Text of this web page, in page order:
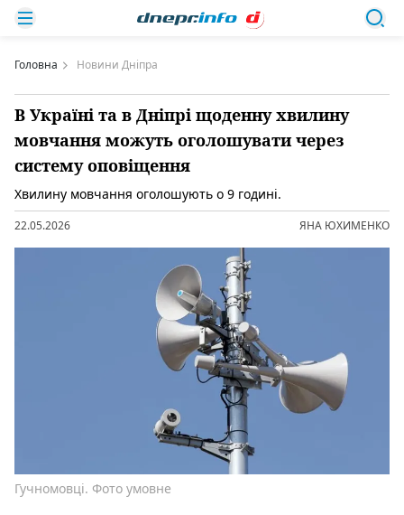
Головна Новини Дніпра
В Україні та в Дніпрі щоденну хвилину
мовчання можуть оголошувати через
систему оповіщення
Хвилину мовчання оголошують о 9 годині.
22.05.2026 ЯНА ЮХИМЕНКО
Гучномовці. Фото умовне